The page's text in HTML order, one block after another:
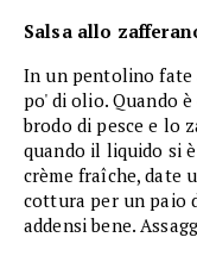
Salsa allo
In un pentolino
po' di olio. Quando
brodo di pesce e lo
quando il liquido si
crème fraîche, date
cottura per un paio
addensi bene.